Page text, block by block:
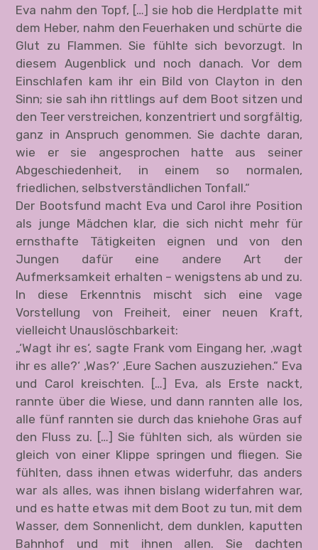
Eva nahm den Topf, […] sie hob die Herdplatte mit
dem Heber, nahm den Feuerhaken und schürte die
Glut zu Flammen. Sie fühlte sich bevorzugt. In
diesem Augenblick und noch danach. Vor dem
Einschlafen kam ihr ein Bild von Clayton in den
Sinn; sie sah ihn rittlings auf dem Boot sitzen und
den Teer verstreichen, konzentriert und sorgfältig,
ganz in Anspruch genommen. Sie dachte daran,
wie er sie angesprochen hatte aus seiner
Abgeschiedenheit, in einem so normalen,
friedlichen, selbstverständlichen Tonfall.“
Der Bootsfund macht Eva und Carol ihre Position
als junge Mädchen klar, die sich nicht mehr für
ernsthafte Tätigkeiten eignen und von den
Jungen dafür eine andere Art der
Aufmerksamkeit erhalten – wenigstens ab und zu.
In diese Erkenntnis mischt sich eine vage
Vorstellung von Freiheit, einer neuen Kraft,
vielleicht Unauslöschbarkeit:
„‘Wagt ihr es‘, sagte Frank vom Eingang her, ‚wagt
ihr es alle?‘ ‚Was?‘ ‚Eure Sachen auszuziehen.“ Eva
und Carol kreischten. […] Eva, als Erste nackt,
rannte über die Wiese, und dann rannten alle los,
alle fünf rannten sie durch das kniehohe Gras auf
den Fluss zu. […] Sie fühlten sich, als würden sie
gleich von einer Klippe springen und fliegen. Sie
fühlten, dass ihnen etwas widerfuhr, das anders
war als alles, was ihnen bislang widerfahren war,
und es hatte etwas mit dem Boot zu tun, mit dem
Wasser, dem Sonnenlicht, dem dunklen, kaputten
Bahnhof und mit ihnen allen. Sie dachten